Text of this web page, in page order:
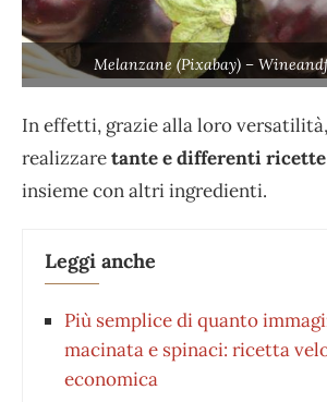
Melanzane (Pixabay) –
In effetti, grazie alla loro
realizzaretante e differenti ricette
insieme con altri ingredienti.
Leggi anche
Più semplice di quanto
macinata e spinaci: ricetta
economica